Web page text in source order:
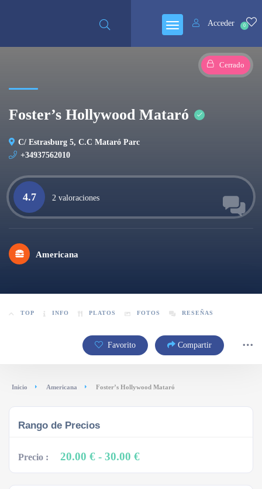
0
Acceder
Foster’s Hollywood Mataró
C/ Estrasburg 5, C.C Mataró Parc
+34937562010
4.7 2 valoraciones
Americana
Cerrado
TOP INFO PLATOS FOTOS RESEÑAS
Favorito Compartir
Inicio Americana Foster’s Hollywood Mataró
Rango de Precios
Precio : 20.00 € - 30.00 €